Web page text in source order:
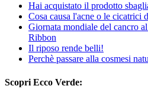
Hai acquistato il prodotto
Cosa causa l'acne o le cicatrici
Giornata mondiale del cancro
Ribbon
Il riposo rende belli!
Perchè passare alla cosmesi
Scopri Ecco Verde: